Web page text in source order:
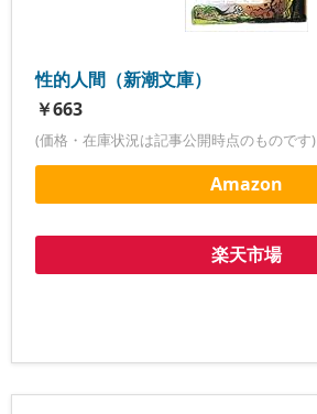
性的人間（新潮文庫）
￥663
(価格・在庫状況は記事公開時点のものです)
Amazon
楽天市場